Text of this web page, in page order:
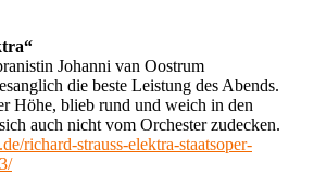
Johanni van Oostrum
die beste Leistung des Abends.
Höhe, blieb rund und weich in den
auch nicht vom Orchester zudecken.
richard-strauss-elektra-staatsoper-